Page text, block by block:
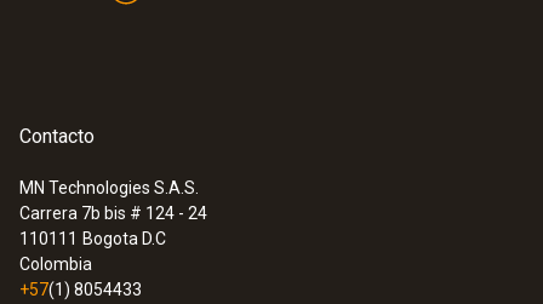
:0563 3000 71
Set Advanced testo 330i - Analizador de
gases de combustión en un set
Contacto
MN Technologies S.A.S.
Carrera 7b bis # 124 - 24
110111 Bogota D.C
Colombia
+57(1) 8054433